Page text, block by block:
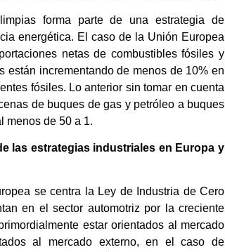
forma parte de una estrategia de
energética. El caso de la Unión Europea
netas de combustibles fósiles y
incrementando de menos de 10% en
fósiles. Lo anterior sin tomar en cuenta
de buques de gas y petróleo a buques
menos de 50 a 1.
las estrategias industriales en Europa y
se centra la Ley de Industria de Cero
en el sector automotriz por la creciente
estar orientados al mercado
al mercado externo, en el caso de